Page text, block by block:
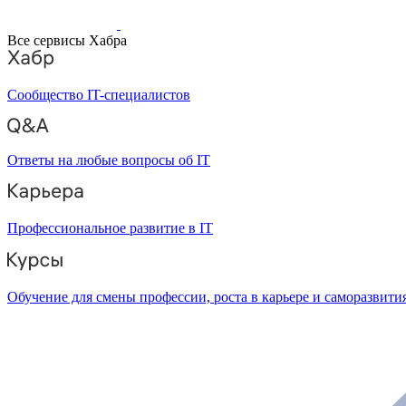
Все сервисы Хабра
Сообщество IT-специалистов
Ответы на любые вопросы об IT
Профессиональное развитие в IT
Обучение для смены профессии, роста в карьере и